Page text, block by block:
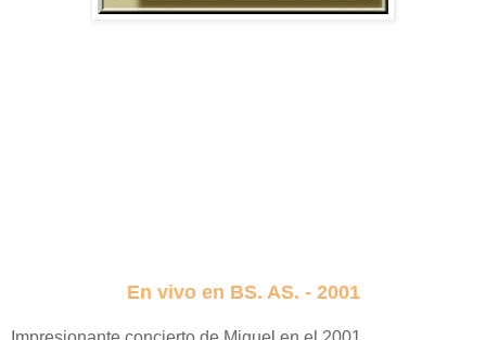
En vivo en BS. AS. - 2001